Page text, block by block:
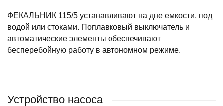
ФЕКАЛЬНИК 115/5 устанавливают на дне емкости, под
водой или стоками. Поплавковый выключатель и
автоматические элементы обеспечивают
бесперебойную работу в автономном режиме.
Устройство насоса